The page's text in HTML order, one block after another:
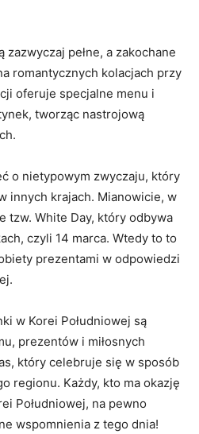
pełne, a zakochane
romantycznych kolacjach przy‌
oferuje ⁣specjalne menu i
tworząc nastrojową
o nietypowym zwyczaju, który
innych krajach.​ Mianowicie, ‍w
tzw. White Day, ‍który odbywa
czyli 14 ‌marca. Wtedy to to
prezentami w ⁣odpowiedzi
w Korei Południowej ‍są
prezentów i miłosnych
który celebruje⁣ się w sposób⁢
regionu. Każdy, kto ma okazję
Południowej, na pewno
wspomnienia ​z ⁣tego ​dnia!